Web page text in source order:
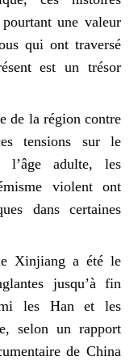
une valeur
qui ont traversé
est un trésor
de la région contre
tensions sur le
l’âge adulte, les
violent ont
dans certaines
Xinjiang a été le
jusqu’à fin
les Han et les
selon un rapport
de China